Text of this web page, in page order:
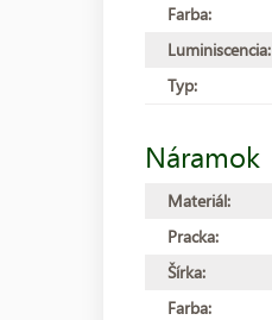
Farba:
Luminiscencia:
Typ:
Náramok
Materiál:
Pracka:
Šírka:
Farba: